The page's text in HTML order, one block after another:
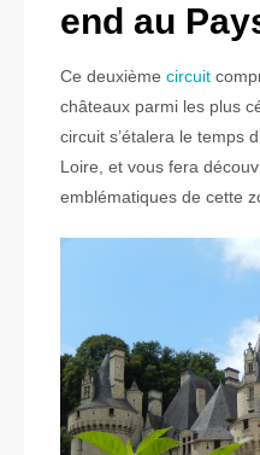
end au
Ce deuxième circuit
châteaux parmi les plus
circuit s’étalera le temps
Loire, et vous fera
emblématiques de cette